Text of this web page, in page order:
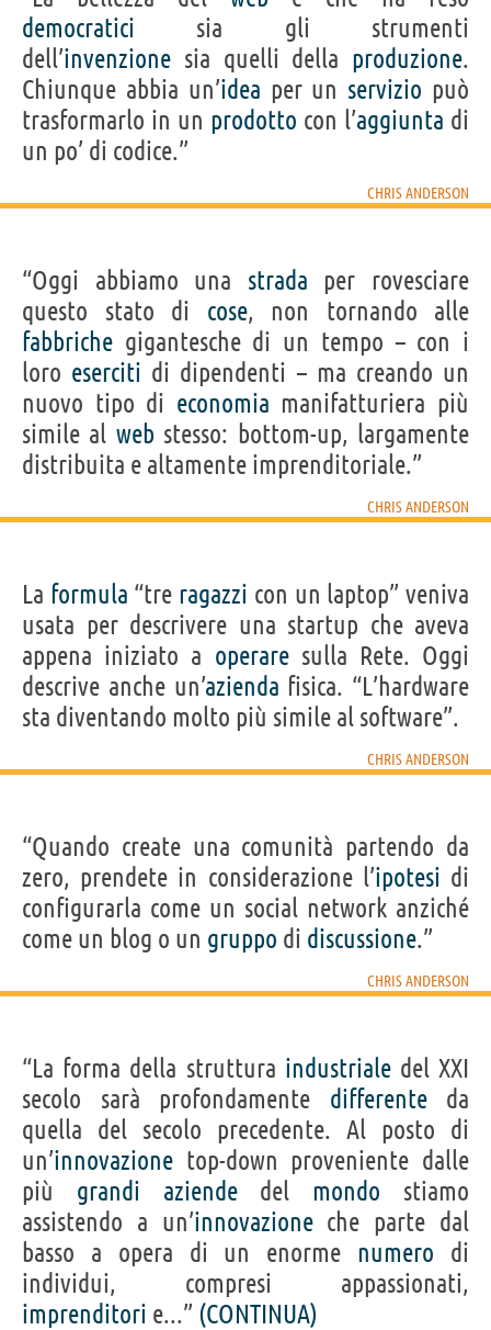
democratici sia gli strumenti
dell’invenzione sia quelli della produzione.
Chiunque abbia un’idea per un servizio può
trasformarlo in un prodotto con l’aggiunta di
un po’ di codice.”
CHRIS ANDERSON
“Oggi abbiamo una strada per rovesciare
questo stato di cose, non tornando alle
fabbriche gigantesche di un tempo – con i
loro eserciti di dipendenti – ma creando un
nuovo tipo di economia manifatturiera più
simile al web stesso: bottom-up, largamente
distribuita e altamente imprenditoriale.”
CHRIS ANDERSON
La formula “tre ragazzi con un laptop” veniva
usata per descrivere una startup che aveva
appena iniziato a operaresulla Rete. Oggi
descrive anche un’azienda fisica. “L’hardware
sta diventando molto più simile al software”.
CHRIS ANDERSON
“Quando create una comunità partendo da
zero, prendete in considerazione l’ipotesi di
configurarla come un social network anziché
come un blog o un gruppo di discussione.”
CHRIS ANDERSON
“La forma della struttura industrialedel XXI
secolo sarà profondamente differenteda
quella del secolo precedente. Al posto di
un’innovazione top-down proveniente dalle
più grandi aziendedel mondo stiamo
assistendo a un’innovazioneche parte dal
basso a opera di un enorme numero di
individui, compresi appassionati,
imprenditori e...” (CONTINUA)